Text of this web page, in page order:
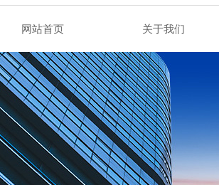
网站首页 关于我们